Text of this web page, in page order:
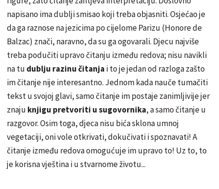
napisano ima dublji smisao koji treba objasniti. Osjećao je
da ga raznose na jezicima po cijelome Parizu (Honore de
Balzac) znači, naravno, da su ga ogovarali. Djecu najviše
treba podučiti upravo čitanju između redova; nisu navikli
na tu dublju razinu čitanja i to je jedan od razloga zašto
im čitanje nije interesantno. Jednom kada nauče tumačiti
tekst u svojoj glavi, samo čitanje im postaje zanimljivije jer
znaju knjigu pretvoriti u sugovornika, a samo čitanje u
razgovor. Osim toga, djeca nisu bića sklona umnoj
vegetaciji, oni vole otkrivati, dokučivati i spoznavati! A
čitanje između redova omogućuje im upravo to! Uz to, to
je korisna vještina i u stvarnome životu...